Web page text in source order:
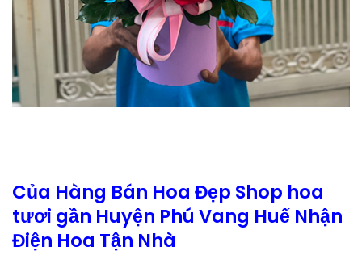
Của Hàng Bán Hoa Đẹp Shop hoa
tươi gần Huyện Phú Vang Huế Nhận
Điện Hoa Tận Nhà